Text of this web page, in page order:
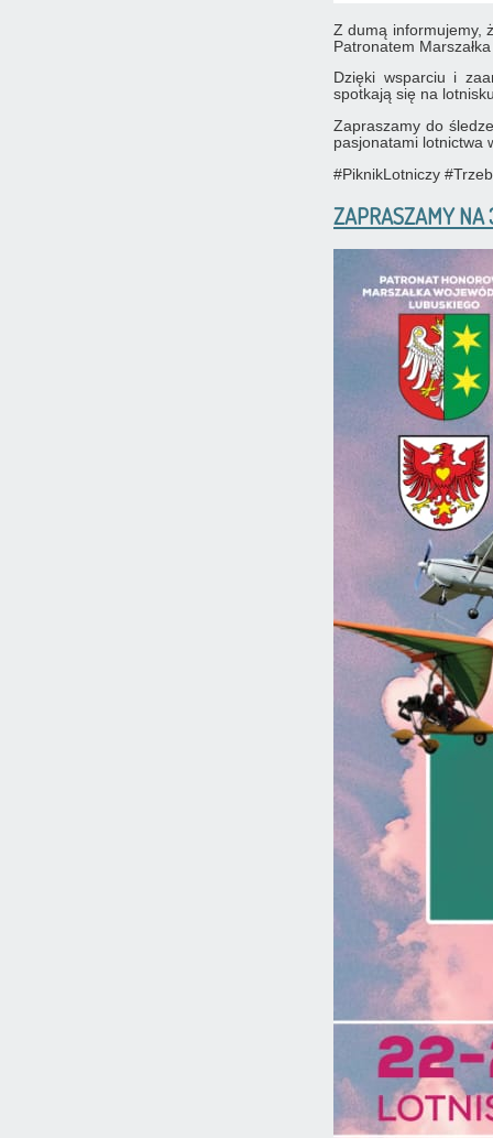
Z dumą informujemy,
Patronatem
Dzięki wsparciu i
spotkają się na
Zapraszamy do
pasjonatami lotnictwa
#PiknikLotniczy
ZAPRASZAMY NA